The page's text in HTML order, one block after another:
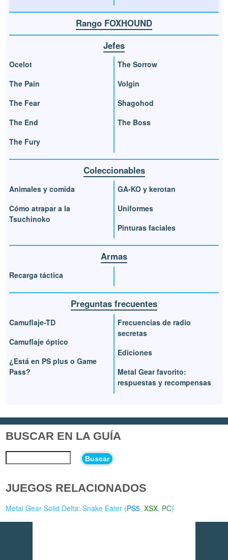
Rango FOXHOUND
Jefes
Ocelot
The Pain
The Fear
The End
The Fury
The Sorrow
Volgin
Shagohod
The Boss
Coleccionables
Animales y comida
Cómo atrapar a la
Tsuchinoko
GA-KO y kerotan
Uniformes
Pinturas faciales
Armas
Recarga táctica
Preguntas frecuentes
Camuflaje-TD
Camuflaje óptico
¿Está en PS plus o Game
Pass?
Frecuencias de radio
secretas
Ediciones
Metal Gear favorito:
respuestas y recompensas
BUSCAR EN LA GUÍA
Buscar
JUEGOS RELACIONADOS
Metal Gear Solid Delta: Snake Eater (PS5,XSX, PC)